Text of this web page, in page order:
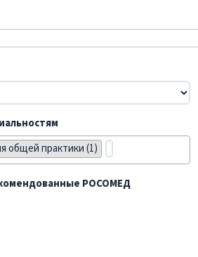
общей практики (1)
РОСОМЕД